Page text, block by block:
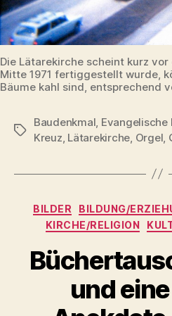
Die Lätarekirche scheint kurz
Mitte 1971 fertiggestellt wurde,
Bäume kahl sind, entsprechend
Schlagwörter
Baudenkmal Evangelische
Kreuz Lätarekirche Orgel
BILDER BILDUNG/
KIRCHE/RELIGION
und